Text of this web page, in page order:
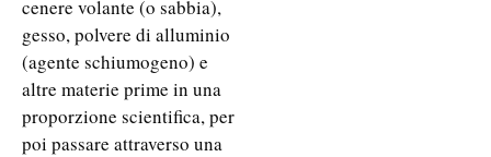
cenere volante (o sabbia),
gesso, polvere di alluminio
(agente schiumogeno) e
altre materie prime in una
proporzione scientifica, per
poi passare attraverso una